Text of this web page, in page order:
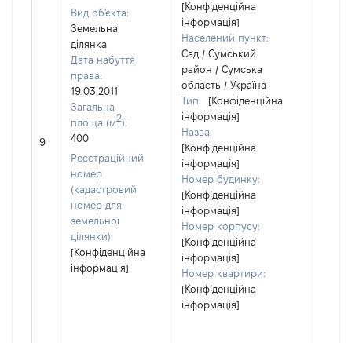
9
Вид об'єкта:
Земельна
ділянка
Дата набуття
права:
19.03.2011
Загальна
площа (м2):
400
Реєстраційний
номер
(кадастровий
номер для
земельної
ділянки):
[Конфіденційна
інформація]
[Конфіденційна
інформація]
Населений пункт:
Сад / Сумський
район / Сумська
область / Україна
Тип:
[Конфіденційна
інформація]
Назва:
[Конфіденційна
інформація]
Номер будинку:
[Конфіденційна
інформація]
Номер корпусу:
[Конфіденційна
інформація]
Номер квартири:
[Конфіденційна
інформація]